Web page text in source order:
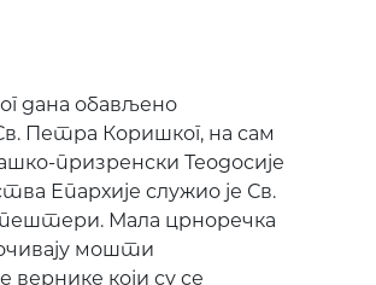
дана обављено
Петра Коришког, на сам
призренски Теодосије
Епархије служио је Св.
пештери. Мала црноречка
мошти
који су се